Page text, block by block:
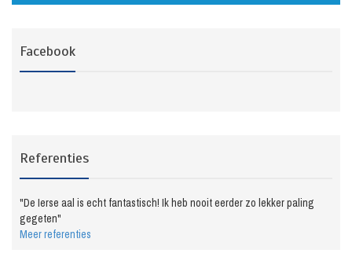
Facebook
Referenties
"De Ierse aal is echt fantastisch! Ik heb nooit eerder zo lekker paling
gegeten"
Meer referenties